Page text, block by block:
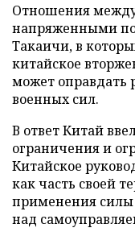
Отношения
напряженными
Такаичи, в
китайское
может оправдать
военных сил.
В ответ Китай
ограничения и
Китайское
как часть своей
применения силы
над